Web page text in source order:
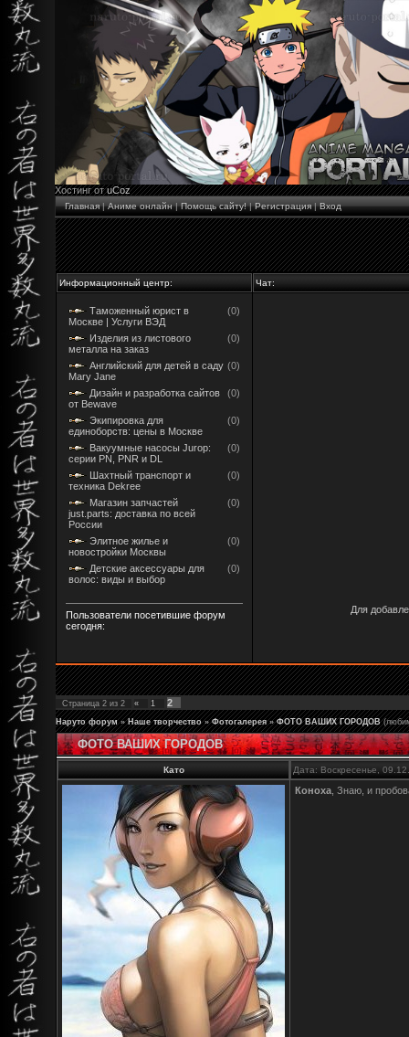
Хостинг отuCoz
Главная|Аниме онлайн|Помощь сайту!|Регистрация|Вход
Информационный центр: Чат:
Таможенный юрист в
Москве | Услуги ВЭД
(0)
Изделия из листового
металла на заказ
(0)
Английский для детей в саду
Mary Jane
(0)
Дизайн и разработка сайтов
от Bewave
(0)
Экипировка для
единоборств: цены в Москве
(0)
Вакуумные насосы Jurop:
серии PN, PNR и DL
(0)
Шахтный транспорт и
техника Dekree
(0)
Магазин запчастей
just.parts: доставка по всей
России
(0)
Элитное жилье и
новостройки Москвы
(0)
Детские аксессуары для
волос: виды и выбор
(0)
Пользователи посетившие форум
сегодня:
Для
Страница 2 из 2 « 1 2
Наруто форум » Наше творчество » Фотогалерея » ФОТО ВАШИХ ГОРОДОВ
ФОТО ВАШИХ ГОРОДОВ
Като Дата: Воскресенье,
Коноха , Знаю, и